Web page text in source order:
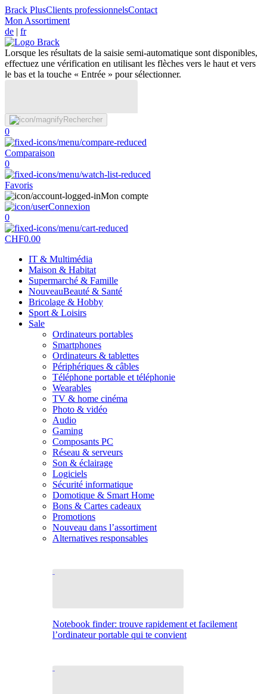
Brack PlusClients professionnelsContact
Mon Assortiment
de | fr
Lorsque les résultats de la saisie semi-automatique sont disponibles,
effectuez une vérification en utilisant les flèches vers le haut et vers
le bas et la touche « Entrée » pour sélectionner.
Rechercher
0
Comparaison
0
Favoris
Mon compte
Connexion
0
CHF0.00
IT & Multimédia
Maison & Habitat
Supermarché & Famille
NouveauBeauté & Santé
Bricolage & Hobby
Sport & Loisirs
Sale
Ordinateurs portables
Smartphones
Ordinateurs & tablettes
Périphériques & câbles
Téléphone portable et téléphonie
Wearables
TV & home cinéma
Photo & vidéo
Audio
Gaming
Composants PC
Réseau & serveurs
Son & éclairage
Logiciels
Sécurité informatique
Domotique & Smart Home
Bons & Cartes cadeaux
Promotions
Nouveau dans l’assortiment
Alternatives responsables
Notebook finder: trouve rapidement et facilement
l’ordinateur portable qui te convient